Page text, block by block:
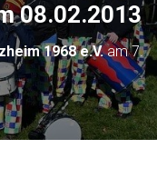
08.02.2013
1968 e.V.am7.